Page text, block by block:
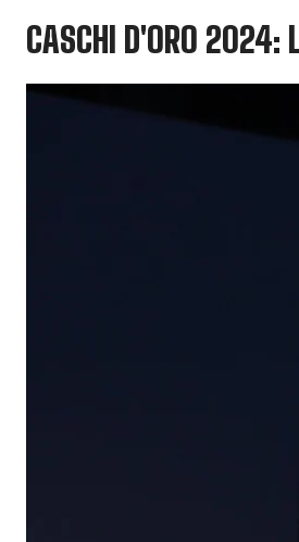
CASCHI D'ORO 2024: